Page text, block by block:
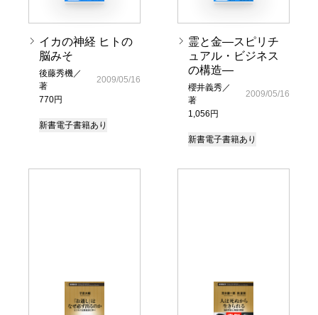
イカの神経 ヒトの
脳みそ
後藤秀機／
著
770円
2009/05/16
新書電子書籍あり
霊と金―スピリチ
ュアル・ビジネス
の構造―
櫻井義秀／
著
1,056円
2009/05/16
新書電子書籍あり